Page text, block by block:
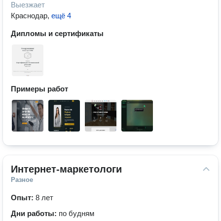
Выезжает
Краснодар, ещё 4
Дипломы и сертификаты
Примеры работ
Интернет-маркетологи
Разное
Опыт: 8 лет
Дни работы: по будням